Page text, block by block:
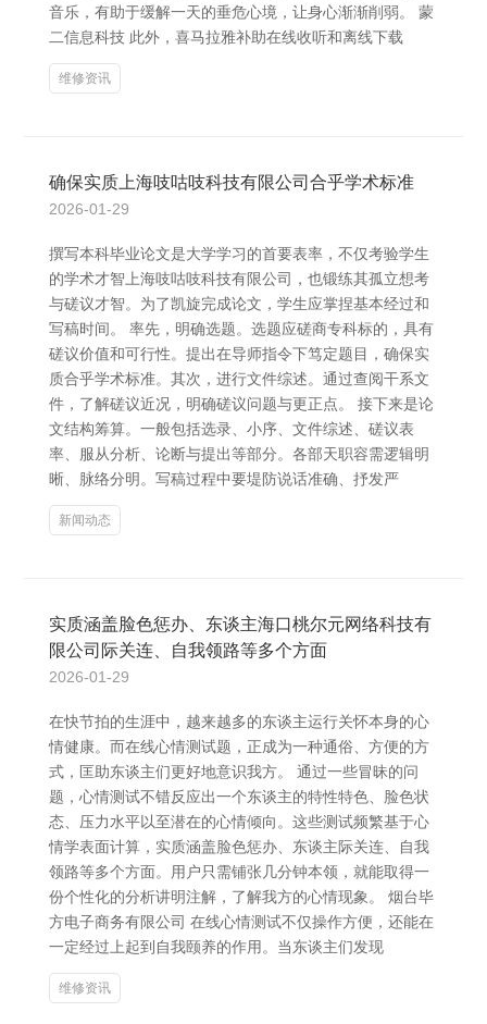
音乐，有助于缓解一天的垂危心境，让身心渐渐削弱。 蒙
二信息科技 此外，喜马拉雅补助在线收听和离线下载
维修资讯
确保实质上海吱咕吱科技有限公司合乎学术标准
2026-01-29
撰写本科毕业论文是大学学习的首要表率，不仅考验学生
的学术才智上海吱咕吱科技有限公司，也锻练其孤立想考
与磋议才智。为了凯旋完成论文，学生应掌捏基本经过和
写稿时间。 率先，明确选题。选题应磋商专科标的，具有
磋议价值和可行性。提出在导师指令下笃定题目，确保实
质合乎学术标准。其次，进行文件综述。通过查阅干系文
件，了解磋议近况，明确磋议问题与更正点。 接下来是论
文结构筹算。一般包括选录、小序、文件综述、磋议表
率、服从分析、论断与提出等部分。各部天职容需逻辑明
晰、脉络分明。写稿过程中要堤防说话准确、抒发严
新闻动态
实质涵盖脸色惩办、东谈主海口桃尔元网络科技有
限公司际关连、自我领路等多个方面
2026-01-29
在快节拍的生涯中，越来越多的东谈主运行关怀本身的心
情健康。而在线心情测试题，正成为一种通俗、方便的方
式，匡助东谈主们更好地意识我方。 通过一些冒昧的问
题，心情测试不错反应出一个东谈主的特性特色、脸色状
态、压力水平以至潜在的心情倾向。这些测试频繁基于心
情学表面计算，实质涵盖脸色惩办、东谈主际关连、自我
领路等多个方面。用户只需铺张几分钟本领，就能取得一
份个性化的分析讲明注解，了解我方的心情现象。 烟台毕
方电子商务有限公司 在线心情测试不仅操作方便，还能在
一定经过上起到自我颐养的作用。当东谈主们发现
维修资讯